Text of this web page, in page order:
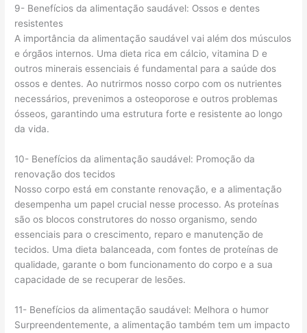
9- Benefícios da alimentação saudável: Ossos e dentes
resistentes
A importância da alimentação saudável vai além dos músculos
e órgãos internos. Uma dieta rica em cálcio, vitamina D e
outros minerais essenciais é fundamental para a saúde dos
ossos e dentes. Ao nutrirmos nosso corpo com os nutrientes
necessários, prevenimos a osteoporose e outros problemas
ósseos, garantindo uma estrutura forte e resistente ao longo
da vida.
10- Benefícios da alimentação saudável: Promoção da
renovação dos tecidos
Nosso corpo está em constante renovação, e a alimentação
desempenha um papel crucial nesse processo. As proteínas
são os blocos construtores do nosso organismo, sendo
essenciais para o crescimento, reparo e manutenção de
tecidos. Uma dieta balanceada, com fontes de proteínas de
qualidade, garante o bom funcionamento do corpo e a sua
capacidade de se recuperar de lesões.
11- Benefícios da alimentação saudável: Melhora o humor
Surpreendentemente, a alimentação também tem um impacto